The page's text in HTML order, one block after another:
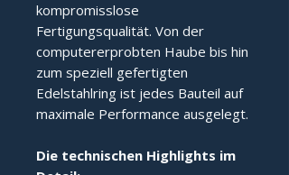
kompromisslose
Fertigungsqualität. Von der
computererprobten Haube bis hin
zum speziell gefertigten
Edelstahlring ist jedes Bauteil auf
maximale Performance ausgelegt.
Die technischen Highlights im